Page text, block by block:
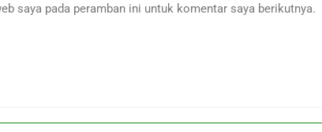
saya pada peramban ini untuk komentar saya berikutnya.